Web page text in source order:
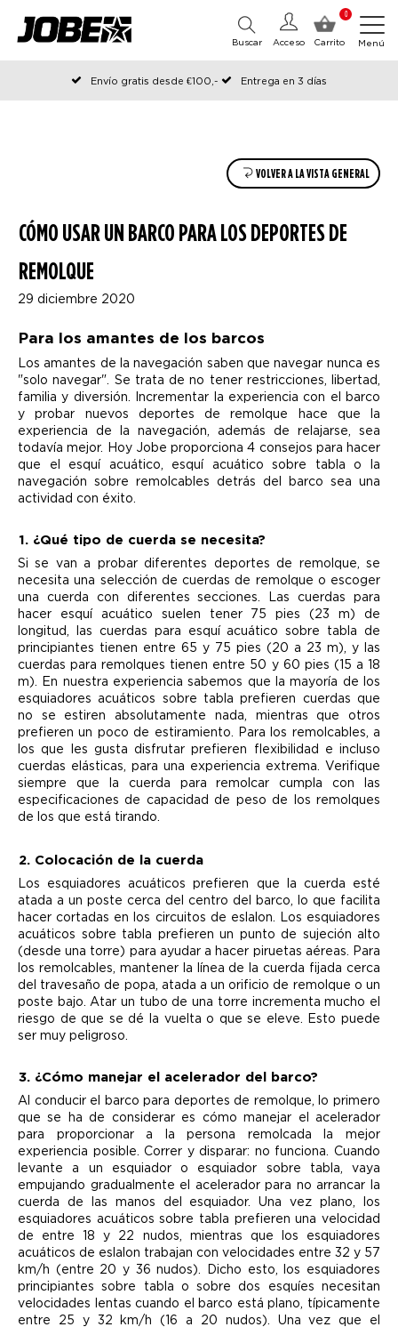
0
Carrito
Acceso
Buscar Menú
Envío gratis desde €100,-
Entrega en 3 días
Pedido antes de las 12:00 en días hábiles, enviado el mismo día
VOLVER A LA VISTA GENERAL
CÓMO USAR UN BARCO PARA LOS DEPORTES DE
REMOLQUE
29 diciembre 2020
Para los amantes de los barcos
Los amantes de la navegación saben que navegar nunca es
"solo navegar". Se trata de no tener restricciones, libertad,
familia y diversión. Incrementar la experiencia con el barco
y probar nuevos deportes de remolque hace que la
experiencia de la navegación, además de relajarse, sea
todavía mejor. Hoy Jobe proporciona 4 consejos para hacer
que el esquí acuático, esquí acuático sobre tabla o la
navegación sobre remolcables detrás del barco sea una
actividad con éxito.
1. ¿Qué tipo de cuerda se necesita?
Si se van a probar diferentes deportes de remolque, se
necesita una selección de cuerdas de remolque o escoger
una cuerda con diferentes secciones. Las cuerdas para
hacer esquí acuático suelen tener 75 pies (23 m) de
longitud, las cuerdas para esquí acuático sobre tabla de
principiantes tienen entre 65 y 75 pies (20 a 23 m), y las
cuerdas para remolques tienen entre 50 y 60 pies (15 a 18
m). En nuestra experiencia sabemos que la mayoría de los
esquiadores acuáticos sobre tabla prefieren cuerdas que
no se estiren absolutamente nada, mientras que otros
prefieren un poco de estiramiento. Para los remolcables, a
los que les gusta disfrutar prefieren flexibilidad e incluso
cuerdas elásticas, para una experiencia extrema. Verifique
siempre que la cuerda para remolcar cumpla con las
especificaciones de capacidad de peso de los remolques
de los que está tirando.
2. Colocación de la cuerda
Los esquiadores acuáticos prefieren que la cuerda esté
atada a un poste cerca del centro del barco, lo que facilita
hacer cortadas en los circuitos de eslalon. Los esquiadores
acuáticos sobre tabla prefieren un punto de sujeción alto
(desde una torre) para ayudar a hacer piruetas aéreas. Para
los remolcables, mantener la línea de la cuerda fijada cerca
del travesaño de popa, atada a un orificio de remolque o un
poste bajo. Atar un tubo de una torre incrementa mucho el
riesgo de que se dé la vuelta o que se eleve. Esto puede
ser muy peligroso.
3. ¿Cómo manejar el acelerador del barco?
Al conducir el barco para deportes de remolque, lo primero
que se ha de considerar es cómo manejar el acelerador
para proporcionar a la persona remolcada la mejor
experiencia posible. Correr y disparar: no funciona. Cuando
levante a un esquiador o esquiador sobre tabla, vaya
empujando gradualmente el acelerador para no arrancar la
cuerda de las manos del esquiador. Una vez plano, los
esquiadores acuáticos sobre tabla prefieren una velocidad
de entre 18 y 22 nudos, mientras que los esquiadores
acuáticos de eslalon trabajan con velocidades entre 32 y 57
km/h (entre 20 y 36 nudos). Dicho esto, los esquiadores
principiantes sobre tabla o sobre dos esquíes necesitan
velocidades lentas cuando el barco está plano, típicamente
entre 25 y 32 km/h (16 a 20 nudos). Una vez que el